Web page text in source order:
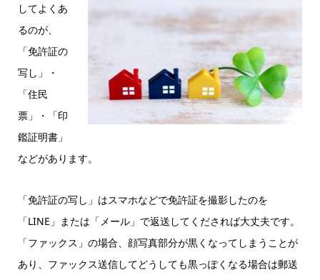
してよくあ
るのが、
「免許証の
写し」・
「住民
票」・「印
鑑証明書」
などがあります。
「免許証の写し」はスマホなどで免許証を撮影したのを
「LINE」または「メール」で返送してくだされば大丈夫です。
「ファックス」の場合、顔写真部分が黒くなってしまうことが
あり、ファックス送信してどうしても黒っぽくなる場合は郵送